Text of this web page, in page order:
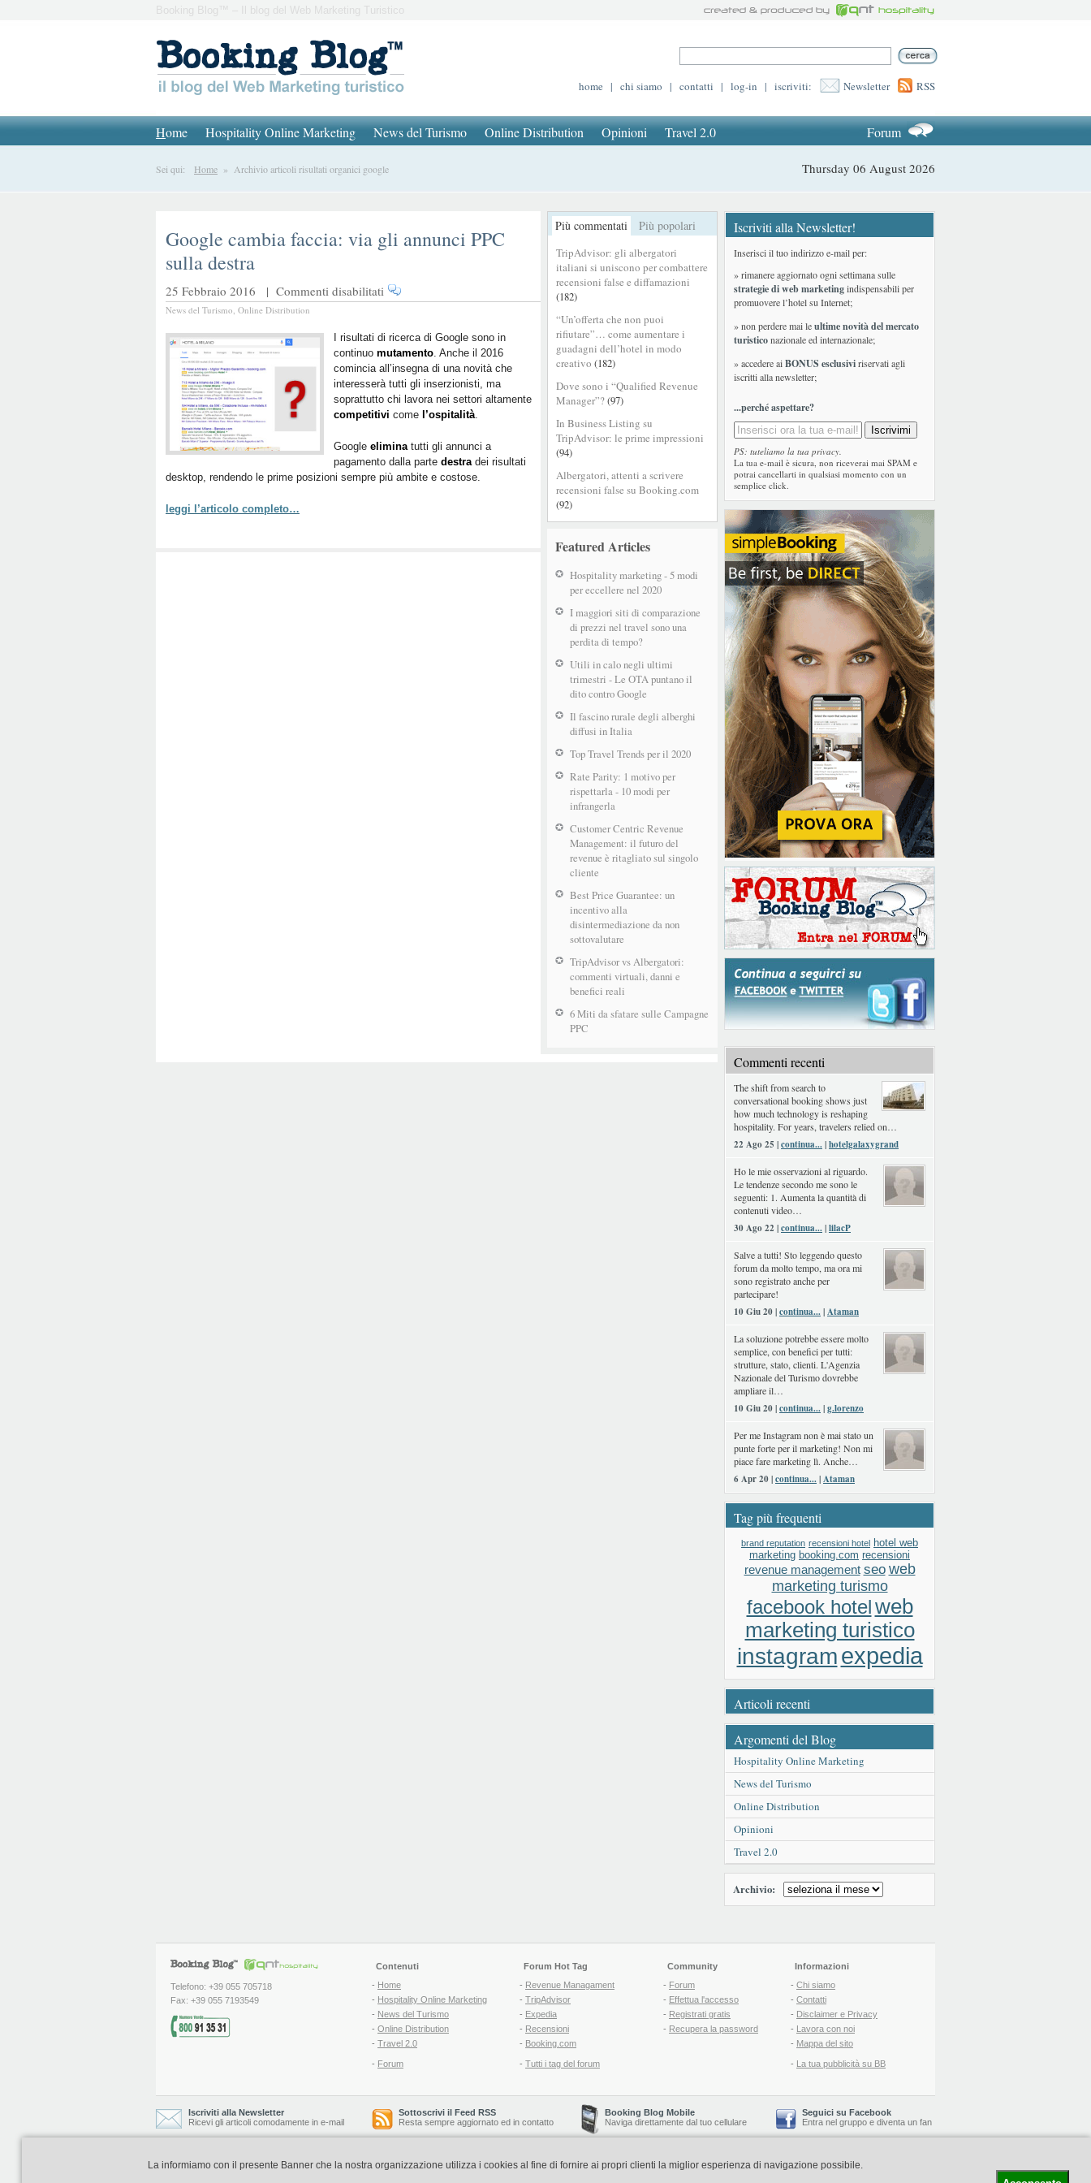
Booking Blog™ – Il blog del Web Marketing Turistico
home | chi siamo | contatti | log-in | iscriviti: Newsletter RSS
Home Hospitality Online Marketing News del Turismo Online Distribution Opinioni Travel 2.0 Forum
Sei qui: Home » Archivio articoli risultati organici google Thursday 06 August 2026
Più commentati Più popolari
TripAdvisor: gli albergatori
italiani si uniscono per combattere
recensioni false e diffamazioni
(182)
“Un’offerta che non puoi
rifiutare”… come aumentare i
guadagni dell’hotel in modo
creativo (182)
Dove sono i “Qualified Revenue
Manager”?(97)
In Business Listing su
TripAdvisor: le prime impressioni
(94)
Albergatori, attenti a scrivere
recensioni false su Booking.com
(92)
Featured Articles
Hospitality marketing - 5 modi
per eccellere nel 2020
I maggiori siti di comparazione
di prezzi nel travel sono una
perdita di tempo?
Utili in calo negli ultimi
trimestri - Le OTA puntano il
dito contro Google
Il fascino rurale degli alberghi
diffusi in Italia
Top Travel Trends per il 2020
Rate Parity: 1 motivo per
rispettarla - 10 modi per
infrangerla
Customer Centric Revenue
Management: il futuro del
revenue è ritagliato sul singolo
cliente
Best Price Guarantee: un
incentivo alla
disintermediazione da non
sottovalutare
TripAdvisor vs Albergatori:
commenti virtuali, danni e
benefici reali
6 Miti da sfatare sulle Campagne
PPC
Google cambia faccia: via gli annunci PPC
sulla destra
25 Febbraio 2016 | Commenti disabilitati su
Google
faccia:
via
gli
annunci
PPC
sulla
News del Turismo, Online Distribution
I risultati di ricerca di Google sono in
continuo mutamento. Anche il 2016
comincia all’insegna di una novità che
interesserà tutti gli inserzionisti, ma
soprattutto chi lavora nei settori altamente
competitivi come l’ospitalità.
Google eliminatutti gli annunci a
pagamento dalla parte destradei risultati
desktop, rendendo le prime posizioni sempre più ambite e costose.
leggi l’articolo completo…
Iscriviti alla Newsletter!
Inserisci il tuo indirizzo e-mail per:
» rimanere aggiornato ogni settimana sulle
strategie di web marketingindispensabili per
promuovere l’hotel su Internet;
» non perdere mai leultime novità del mercato
turisticonazionale ed internazionale;
» accedere aiBONUS esclusiviriservati agli
iscritti alla newsletter;
...perché aspettare?
PS: tuteliamo la tua privacy.
La tua e-mail è sicura, non riceverai mai SPAM e
potrai cancellarti in qualsiasi momento con un
semplice click.
Commenti recenti
The shift from search to
conversational booking shows just
how much technology is reshaping
hospitality. For years, travelers relied on…
22 Ago 25 |continua...|hotelgalaxygrand
Ho le mie osservazioni al riguardo.
Le tendenze secondo me sono le
seguenti: 1. Aumenta la quantità di
contenuti video…
30 Ago 22 |continua...|lilacP
Salve a tutti! Sto leggendo questo
forum da molto tempo, ma ora mi
sono registrato anche per
partecipare!
10 Giu 20 |continua...|Ataman
La soluzione potrebbe essere molto
semplice, con benefici per tutti:
strutture, stato, clienti. L'Agenzia
Nazionale del Turismo dovrebbe
ampliare il…
10 Giu 20 |continua...|g.lorenzo
Per me Instagram non è mai stato un
punte forte per il marketing! Non mi
piace fare marketing lì. Anche…
6 Apr 20 |continua...|Ataman
Tag più frequenti
brand reputation recensioni hotel hotel web
marketing booking.com recensioni
revenue management seo web
marketing turismo
facebook hotelweb
marketing turistico
instagramexpedia
Articoli recenti
Argomenti del Blog
Hospitality Online Marketing
News del Turismo
Online Distribution
Opinioni
Travel 2.0
Archivio:
Telefono: +39 055 705718
Fax: +39 055 7193549
Contenuti
- Home
- Hospitality Online Marketing
- News del Turismo
- Online Distribution
- Travel 2.0
- Forum
Forum Hot Tag
- Revenue Managament
- TripAdvisor
- Expedia
- Recensioni
- Booking.com
- Tutti i tag del forum
Community
- Forum
- Effettua l'accesso
- Registrati gratis
- Recupera la password
Informazioni
- Chi siamo
- Contatti
- Disclaimer e Privacy
- Lavora con noi
- Mappa del sito
- La tua pubblicità su BB
Iscriviti alla Newsletter
Ricevi gli articoli comodamente in e-mail
Sottoscrivi il Feed RSS
Resta sempre aggiornato ed in contatto
Booking Blog Mobile
Naviga direttamente dal tuo cellulare
Seguici su Facebook
Entra nel gruppo e diventa un fan
Booking Blog è realizzato e curato da Copyright © 2006-2026 QNT S.r.l. Socio Unico -www.qnt.it-Booking Blog™ -Il blog del Web Marketing Turistico
La informiamo con il presente Banner che la nostra organizzazione utilizza i cookies al fine di fornire ai propri clienti la miglior esperienza di navigazione possibile.